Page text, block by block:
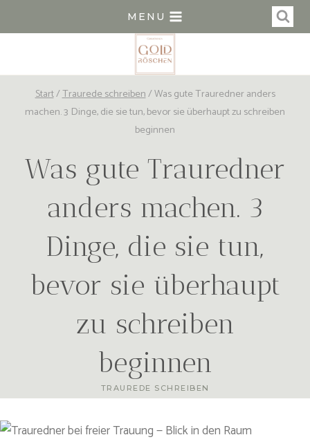
Inhalt
MENU
Start/Traurede schreiben/Was gute Trauredner anders
machen. 3 Dinge, die sie tun, bevor sie überhaupt zu schreiben
beginnen
Was gute Trauredner
anders machen. 3
Dinge, die sie tun,
bevor sie überhaupt
zu schreiben
beginnen
TRAUREDE SCHREIBEN